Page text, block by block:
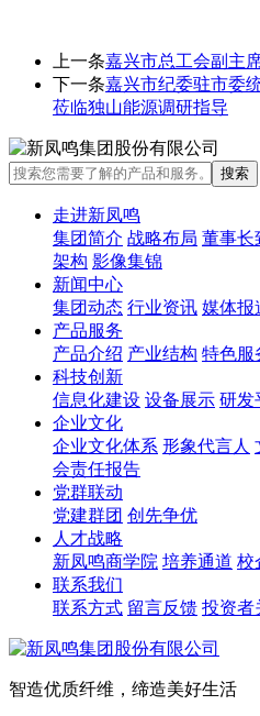
上一条嘉兴市总工会副主
下一条嘉兴市纪委驻市委
莅临独山能源调研指导
走进新凤鸣
集团简介 战略布局 董事长
架构 影像集锦
新闻中心
集团动态 行业资讯 媒体报
产品服务
产品介绍 产业结构 特色服
科技创新
信息化建设 设备展示 研发
企业文化
企业文化体系 形象代言人
会责任报告
党群联动
党建群团 创先争优
人才战略
新凤鸣商学院 培养通道 校
联系我们
联系方式 留言反馈 投资者
智造优质纤维，缔造美好生活